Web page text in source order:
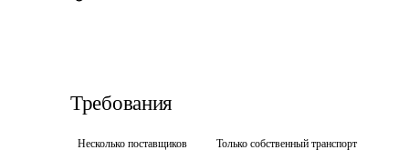
Требования
Несколько поставщиков Только собственный транспорт